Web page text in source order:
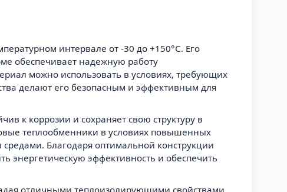
интервале от -30 до +150°C. Его
обеспечивает надежную работу
можно использовать в условиях, требующих
делают его безопасным и эффективным для
к коррозии и сохраняет свою структуру в
теплообменники в условиях повышенных
Благодаря оптимальной конструкции
энергетическую эффективность и обеспечить
отличными теплоизолирующими свойствами